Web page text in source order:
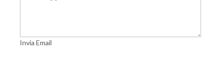
Invia Email